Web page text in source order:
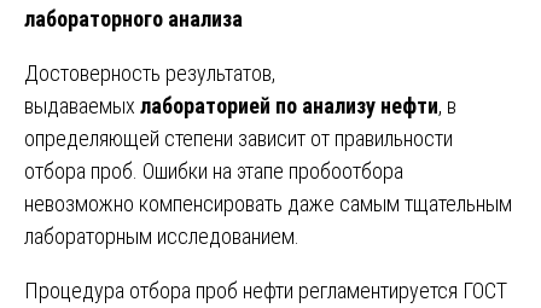
лабораторного анализа
Достоверность результатов,
выдаваемых лабораторией по анализу нефти, в
определяющей степени зависит от правильности
отбора проб. Ошибки на этапе пробоотбора
невозможно компенсировать даже самым тщательным
лабораторным исследованием.
Процедура отбора проб нефти регламентируется ГОСТ